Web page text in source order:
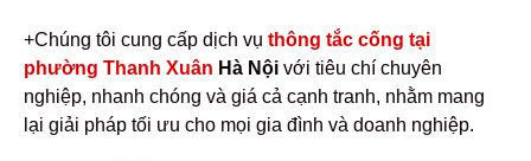
+Chúng tôi cung cấp dịch vụ thông tắc cống tại
phường Thanh Xuân Hà Nội với tiêu chí chuyên
nghiệp, nhanh chóng và giá cả cạnh tranh, nhằm mang
lại giải pháp tối ưu cho mọi gia đình và doanh nghiệp.